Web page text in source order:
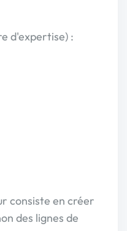
d'expertise) :
consiste en créer
des lignes de